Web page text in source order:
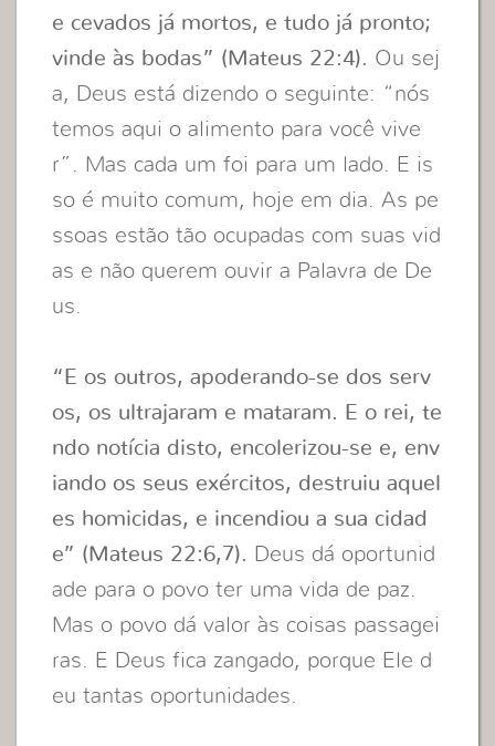
e cevados já mortos, e tudo já pronto;
vinde às bodas” (Mateus 22:4). Ou sej
a, Deus está dizendo o seguinte: “nós
temos aqui o alimento para você vive
r”. Mas cada um foi para um lado. E is
so é muito comum, hoje em dia. As pe
ssoas estão tão ocupadas com suas vid
as e não querem ouvir a Palavra de De
us.
“E os outros, apoderando-se dos serv
os, os ultrajaram e mataram. E o rei, te
ndo notícia disto, encolerizou-se e, env
iando os seus exércitos, destruiu aquel
es homicidas, e incendiou a sua cidad
e” (Mateus 22:6,7). Deus dá oportunid
ade para o povo ter uma vida de paz.
Mas o povo dá valor às coisas passagei
ras. E Deus fica zangado, porque Ele d
eu tantas oportunidades.